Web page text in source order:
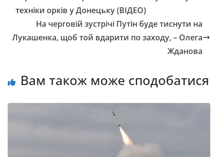
техніки орків у Донецьку (ВІДЕО)
На черговій зустрічі Путін буде тиснути на
Лукашенка, щоб той вдарити по заходу, – Олега
Жданова
Вам також може сподобатися